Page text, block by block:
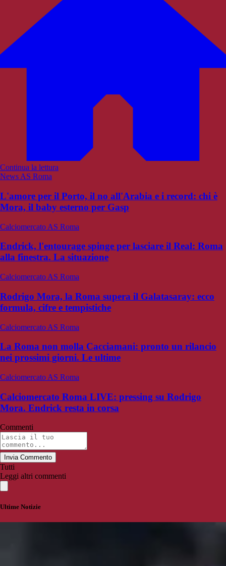
Continua la lettura
News AS Roma
L'amore per il Porto, il no all'Arabia e i record: chi è
Mora, il baby esterno per Gasp
Calciomercato AS Roma
Endrick, l'entourage spinge per lasciare il Real: Roma
alla finestra. La situazione
Calciomercato AS Roma
Rodrigo Mora, la Roma supera il Galatasaray: ecco
formula, cifre e tempistiche
Calciomercato AS Roma
La Roma non molla Cacciamani: pronto un rilancio
nei prossimi giorni. Le ultime
Calciomercato AS Roma
Calciomercato Roma LIVE: pressing su Rodrigo
Mora. Endrick resta in corsa
Commenti
Invia Commento
Tutti
Leggi altri commenti
Ultime Notizie